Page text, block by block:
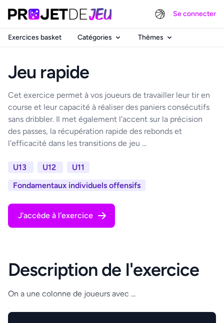
Se connecter
Exercices basket Catégories Thèmes
Jeu rapide
Cet exercice permet à vos joueurs de travailler leur tir en
course et leur capacité à réaliser des paniers consécutifs
sans dribbler. Il met également l'accent sur la précision
des passes, la récupération rapide des rebonds et
l'efficacité dans les transitions de jeu ...
U13 U12
U11
Fondamentaux individuels offensifs
J'accède à l'exercice
Description de l'exercice
On a une colonne de joueurs avec ...
.